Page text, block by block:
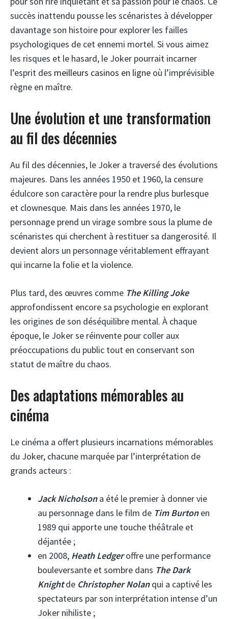
succès inattendu pousse les scénaristes à développer
davantage son histoire pour explorer les failles
psychologiques de cet ennemi mortel. Si vous aimez
les risques et le hasard, le Joker pourrait incarner
l’esprit des meilleurs casinos en ligne où l’imprévisible
règne en maître.
Une évolution et une transformation
au fil des décennies
Au fil des décennies, le Joker a traversé des évolutions
majeures. Dans les années 1950 et 1960, la censure
édulcore son caractère pour la rendre plus burlesque
et clownesque. Mais dans les années 1970, le
personnage prend un virage sombre sous la plume de
scénaristes qui cherchent à restituer sa dangerosité. Il
devient alors un personnage véritablement effrayant
qui incarne la folie et la violence.
Plus tard, des œuvres comme The Killing Joke
approfondissent encore sa psychologie en explorant
les origines de son déséquilibre mental. À chaque
époque, le Joker se réinvente pour coller aux
préoccupations du public tout en conservant son
statut de maître du chaos.
Des adaptations mémorables au
cinéma
Le cinéma a offert plusieurs incarnations mémorables
du Joker, chacune marquée par l’interprétation de
grands acteurs :
Jack Nicholsona été le premier à donner vie
au personnage dans le film de Tim Burtonen
1989 qui apporte une touche théâtrale et
déjantée ;
en 2008, Heath Ledgeroffre une performance
bouleversante et sombre dans The Dark
Knightde Christopher Nolanqui a captivé les
spectateurs par son interprétation intense d’un
Joker nihiliste ;